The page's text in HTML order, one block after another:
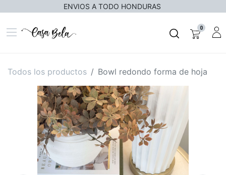
ENVIOS A TODO HONDURAS
0
Todos los productos Bowl redondo forma de hoja